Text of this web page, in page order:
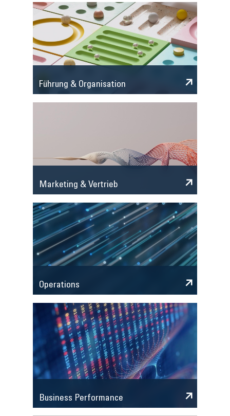
Führung & Organisation
Marketing & Vertrieb
Operations
Business Performance